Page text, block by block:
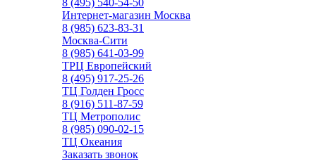
8 (495) 540-54-50
Интернет-магазин Москва
8 (985) 623-83-31
Москва-Сити
8 (985) 641-03-99
ТРЦ Европейский
8 (495) 917-25-26
ТЦ Голден Гросс
8 (916) 511-87-59
ТЦ Метрополис
8 (985) 090-02-15
ТЦ Океания
Заказать звонок